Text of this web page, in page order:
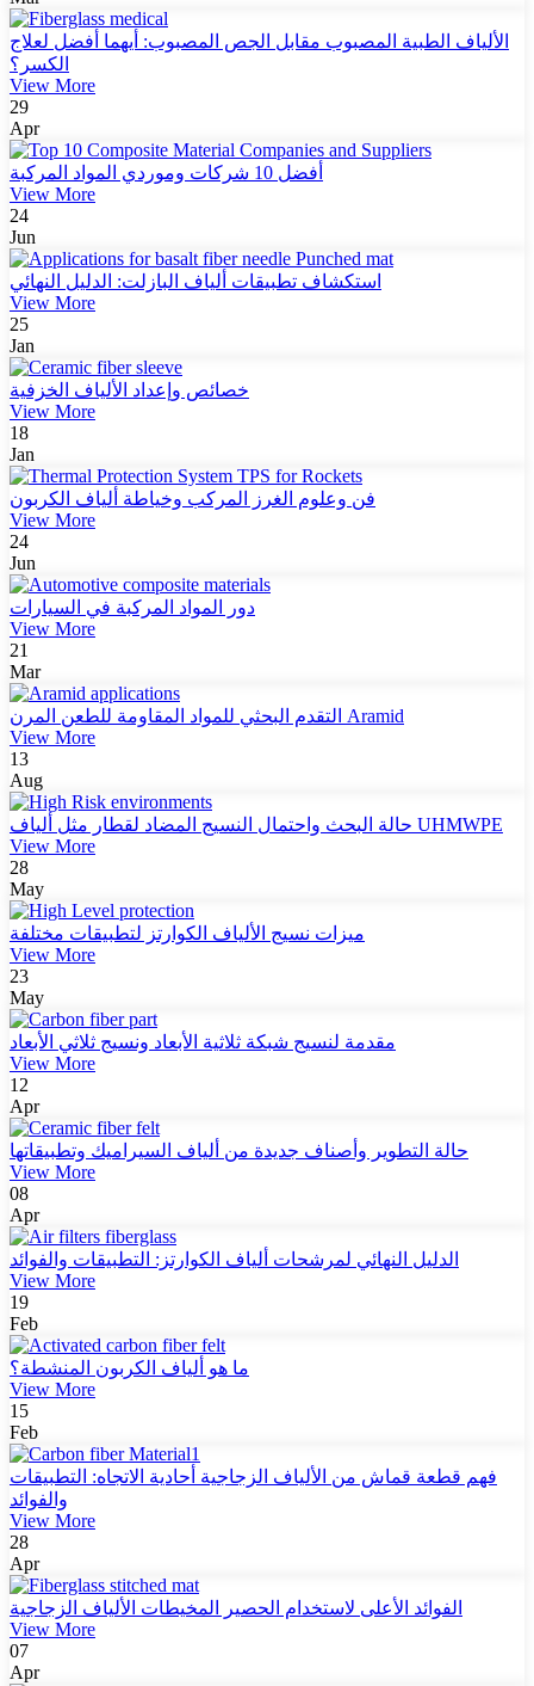
الألياف الطبية المصبوب مقابل الجص المصبوب: أيهما أفضل لعلاج
الكسر؟
View More
29
Apr
أفضل 10 شركات وموردي المواد المركبة
View More
24
Jun
استكشاف تطبيقات ألياف البازلت: الدليل النهائي
View More
25
Jan
خصائص وإعداد الألياف الخزفية
View More
18
Jan
فن وعلوم الغرز المركب وخياطة ألياف الكربون
View More
24
Jun
دور المواد المركبة في السيارات
View More
21
Mar
التقدم البحثي للمواد المقاومة للطعن المرن Aramid
View More
13
Aug
حالة البحث واحتمال النسيج المضاد لقطار مثل ألياف UHMWPE
View More
28
May
ميزات نسيج الألياف الكوارتز لتطبيقات مختلفة
View More
23
May
مقدمة لنسيج شبكة ثلاثية الأبعاد ونسيج ثلاثي الأبعاد
View More
12
Apr
حالة التطوير وأصناف جديدة من ألياف السيراميك وتطبيقاتها
View More
08
Apr
الدليل النهائي لمرشحات ألياف الكوارتز: التطبيقات والفوائد
View More
19
Feb
ما هو ألياف الكربون المنشطة؟
View More
15
Feb
فهم قطعة قماش من الألياف الزجاجية أحادية الاتجاه: التطبيقات
والفوائد
View More
28
Apr
الفوائد الأعلى لاستخدام الحصير المخيطات الألياف الزجاجية
View More
07
Apr